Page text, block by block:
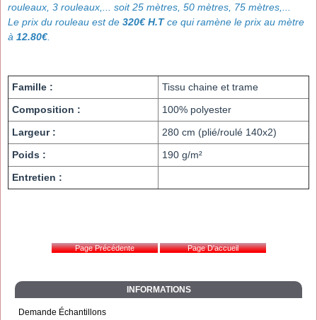
INFORMATIONS
Demande Échantillons
rouleaux, 3 rouleaux,... soit 25 mètres, 50 mètres, 75 mètres,...
Le prix du rouleau est de 320€ H.Tce qui ramène le prix au mètre
à 12.80€.
Famille :
Tissu chaine et trame
Composition :
100% polyester
Largeur :
280 cm (plié/roulé 140x2)
Poids :
190 g/m²
Entretien :